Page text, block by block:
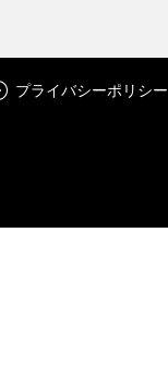
プライバシーポリシー